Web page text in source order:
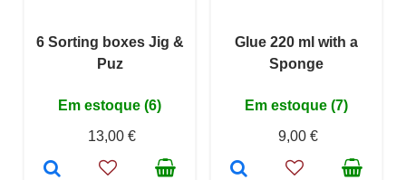
6 Sorting boxes Jig &
Puz
Em estoque (6)
13,00 €
Glue 220 ml with a
Sponge
Em estoque (7)
9,00 €